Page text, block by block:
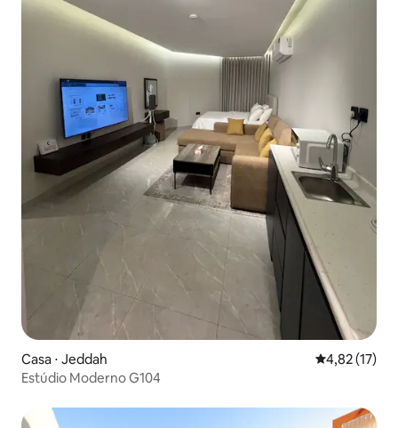
Casa ⋅ Jeddah 4,82 de uma
4,82 (17)
Estúdio Moderno G104